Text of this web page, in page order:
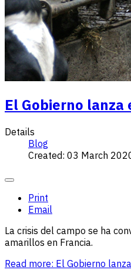
El Gobierno
Details
Blog
Created: 03 March
Print
Email
La crisis del campo se ha
amarillos en Francia.
Read more: El Gobierno